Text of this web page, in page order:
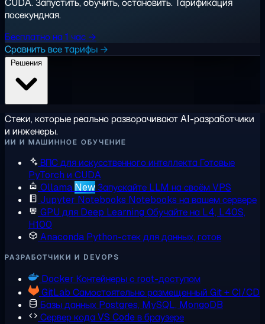
CUDA. Запустить, обучить, остановить. Тарификация
посекундная.
Бесплатно на 1 час →
Сравнить все тарифы →
Стеки, которые реально разворачивают AI-разработчики
и инженеры.
ИИ И МАШИННОЕ ОБУЧЕНИЕ
ВПС для искусственного интеллектаГотовые
PyTorch и CUDA
Ollama NewЗапускайте LLM на своём VPS
Jupyter Notebooks Notebooks на вашем сервере
GPU для Deep Learning Обучайте на L4, L40S,
H100
Anaconda Python-стек для данных, готов
РАЗРАБОТЧИКИ И DEVOPS
Docker Контейнеры с root-доступом
GitLab Самостоятельно размещенный Git + CI/CD
Базы данных Postgres, MySQL, MongoDB
Сервер кодаVS Code в браузере